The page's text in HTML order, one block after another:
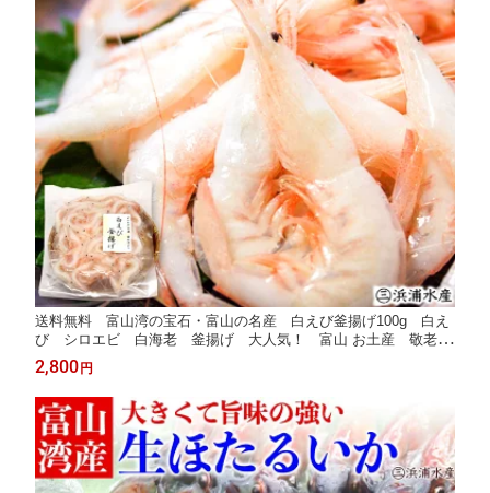
送料無料 富山湾の宝石・富山の名産 白えび釜揚げ100g 白え
び シロエビ 白海老 釜揚げ 大人気！ 富山 お土産 敬老の
日 お中元 御中元 富山湾 シロエビ通販 内祝い お返し お歳暮
敬老 御歳暮 令和
2,800 円